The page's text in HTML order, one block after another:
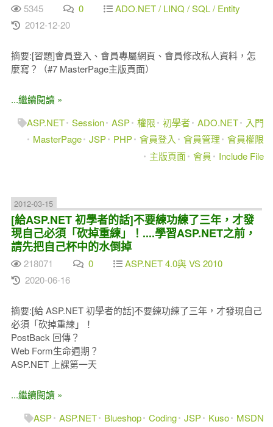
5345 0
ADO.NET / LINQ / SQL / Entity
2012-12-20
摘要:[習題]會員登入、會員專屬網頁、會員修改私人資料，怎
麼寫？（#7 MasterPage主版頁面）
...繼續閱讀 »
ASP.NET Session ASP 權限 初學者 ADO.NET
入門
MasterPage JSP PHP 會員登入 會員管理
會員權限
主版頁面 會員 Include File
2012-03-15
[給ASP.NET 初學者的話]不要練功練了三年，才發
現自己必須「砍掉重練」！....學習ASP.NET之前，
請先把自己杯中的水倒掉
218071 0
ASP.NET 4.0與 VS 2010
2020-06-16
摘要:[給 ASP.NET 初學者的話]不要練功練了三年，才發現自己
必須「砍掉重練」！
PostBack 回傳？
Web Form生命週期？
ASP.NET 上課第一天
...繼續閱讀 »
ASP ASP.NET Blueshop Coding JSP Kuso
MSDN